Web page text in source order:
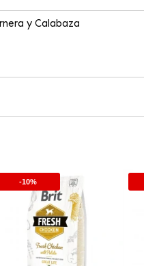
y Calabaza
-10%